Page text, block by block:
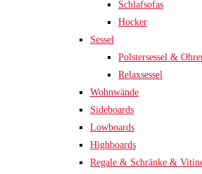
Schlafsofas
Hocker
Sessel
Polstersessel &
Relaxsessel
Wohnwände
Sideboards
Lowboards
Highboards
Regale & Schränke &